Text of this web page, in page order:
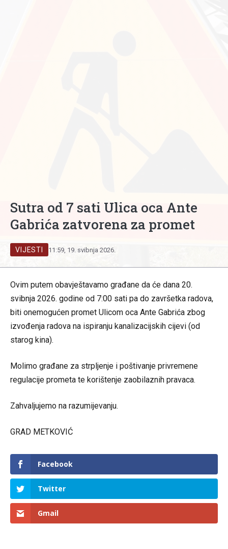
Sutra od 7 sati Ulica oca Ante
Gabrića zatvorena za promet
VIJESTI 11:59, 19. svibnja 2026.
Ovim putem obavještavamo građane da će dana 20.
svibnja 2026. godine od 7:00 sati pa do završetka radova,
biti onemogućen promet Ulicom oca Ante Gabrića zbog
izvođenja radova na ispiranju kanalizacijskih cijevi (od
starog kina).
Molimo građane za strpljenje i poštivanje privremene
regulacije prometa te korištenje zaobilaznih pravaca.
Zahvaljujemo na razumijevanju.
GRAD METKOVIĆ
Facebook
Twitter
Gmail